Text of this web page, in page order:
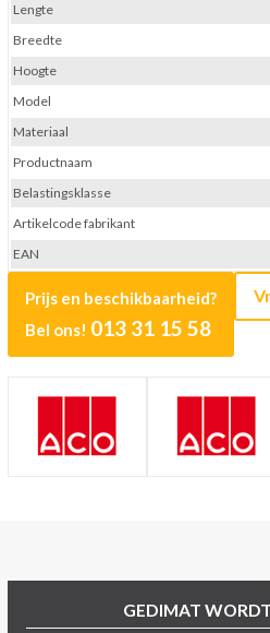
Prijs en beschikbaarheid?
Bel ons! 013 31 15 58
Lengte
Breedte
Hoogte
Model
Materiaal
Productnaam
Belastingsklasse
Artikelcode fabrikant
EAN
GEDIMAT